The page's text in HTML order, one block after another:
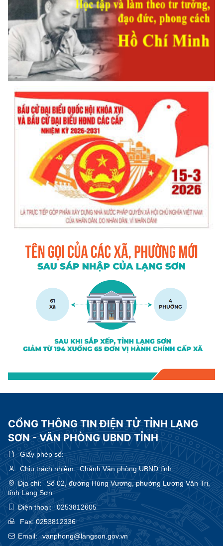
CỔNG THÔNG TIN ĐIỆN TỬ TỈNH LẠNG
SƠN - VĂN PHÒNG UBND TỈNH
Giấy phép số:
Chịu trách nhiệm:Chánh Văn phòng UBND tỉnh
Địa chỉ:
Số 02, đường Hùng Vương, phường Lương Văn Tri,
tỉnh Lạng Sơn
Điện thoại:
0253812605
Fax:0253812336
Email:
vanphong@langson.gov.vn